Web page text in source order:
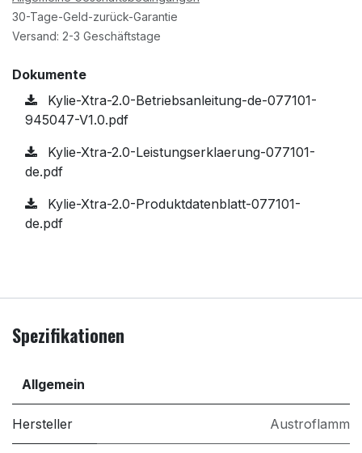
30-Tage-Geld-zurück-Garantie
Versand: 2-3 Geschäftstage
Dokumente
Kylie-Xtra-2.0-Betriebsanleitung-de-077101-
945047-V1.0.pdf
Kylie-Xtra-2.0-Leistungserklaerung-077101-
de.pdf
Kylie-Xtra-2.0-Produktdatenblatt-077101-
de.pdf
Spezifikationen
Allgemein
Hersteller Austroflamm